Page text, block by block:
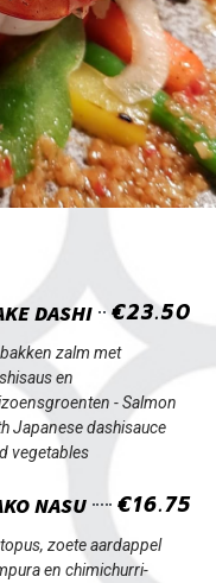
DASHI €23.50
zalm met
en
-Salmon
Japanese dashisauce
vegetables
NASU €16.75
zoete aardappel
en chimichurri-